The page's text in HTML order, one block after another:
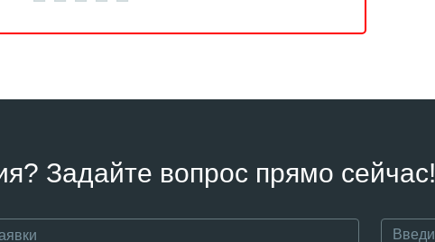
Задайте вопрос прямо сейчас!